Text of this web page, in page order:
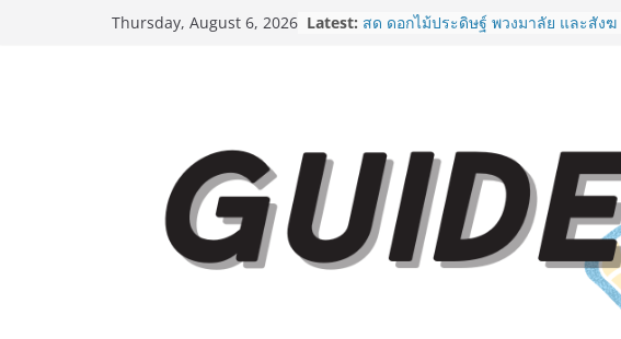
Thursday, August 6, 2026 Latest: “ตลาดดอกไม้สี่มุมเมือง” ศูนย์รวมดอกไม้
“CE-7 MATCH” ฝีมือคนไทย ร่วมภารกิจ
สำรวจดวงจันทร์ 24 สิงหาคมนี้
เจาะเบื้องหลังความสำเร็จของ The 1
Day 2026 จากแคมเปญสู่ Shopping
Phenomenon ของไทย เมื่อ
Experience-driven Loyalty พลิก
“ประสบการณ์” สู่แรงขับเคลื่อนการใช้
จ่าย ผสาน Ecosystem ที่แข็งแกร่งของ